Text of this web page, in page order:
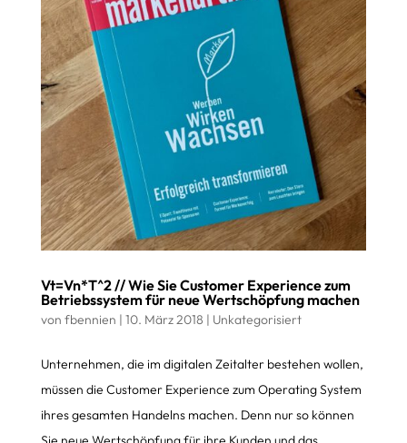
Vt=Vn*T^2 // Wie Sie Customer Experience zum
Betriebssystem für neue Wertschöpfung machen
von fbennien | 10. März 2018 | Unkategorisiert
Unternehmen, die im digitalen Zeitalter bestehen wollen,
müssen die Customer Experience zum Operating System
ihres gesamten Handelns machen. Denn nur so können